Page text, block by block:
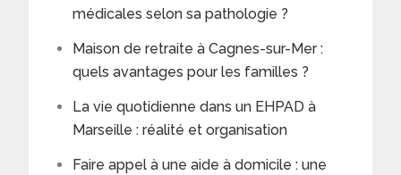
médicales selon sa pathologie ?
Maison de retraite à Cagnes-sur-Mer :
quels avantages pour les familles ?
La vie quotidienne dans un EHPAD à
Marseille : réalité et organisation
Faire appel à une aide à domicile : une